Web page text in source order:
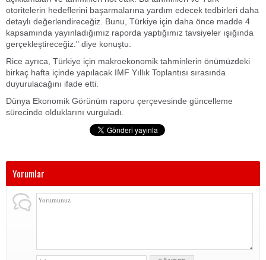
otoritelerin hedeflerini başarmalarına yardım edecek tedbirleri daha
detaylı değerlendireceğiz. Bunu, Türkiye için daha önce madde 4
kapsamında yayınladığımız raporda yaptığımız tavsiyeler ışığında
gerçekleştireceğiz." diye konuştu.
Rice ayrıca, Türkiye için makroekonomik tahminlerin önümüzdeki
birkaç hafta içinde yapılacak IMF Yıllık Toplantısı sırasında
duyurulacağını ifade etti.
Dünya Ekonomik Görünüm raporu çerçevesinde güncelleme
sürecinde olduklarını vurguladı.
Yorumlar